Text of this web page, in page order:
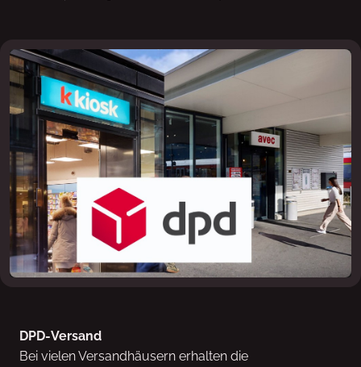
DPD-Versand
Bei vielen Versandhäusern erhalten die